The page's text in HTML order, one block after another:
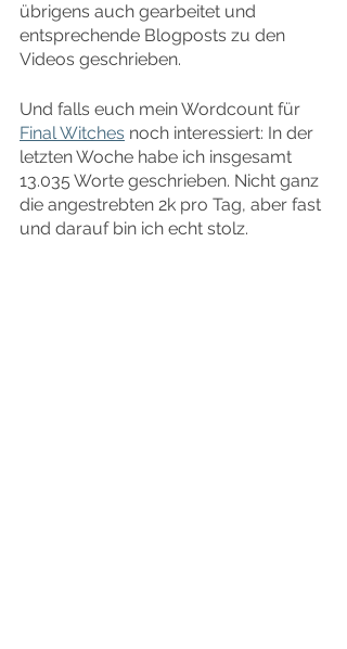
übrigens auch gearbeitet und
entsprechende Blogposts zu den
Videos geschrieben.
Und falls euch mein Wordcount für
Final Witches noch interessiert: In der
letzten Woche habe ich insgesamt
13.035 Worte geschrieben. Nicht ganz
die angestrebten 2k pro Tag, aber fast
und darauf bin ich echt stolz.